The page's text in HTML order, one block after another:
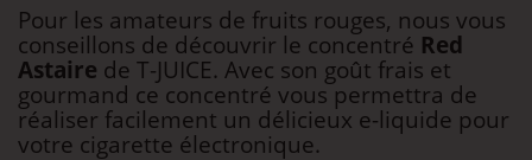
Pour les amateurs de fruits rouges, nous vous
conseillons de découvrir le concentré Red
Astaire de T-JUICE. Avec son goût frais et
gourmand ce concentré vous permettra de
réaliser facilement un délicieux e-liquide pour
votre cigarette électronique.